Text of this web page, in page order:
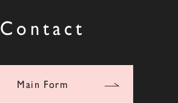
Contact
Main Form